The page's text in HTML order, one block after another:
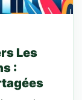
Les
: